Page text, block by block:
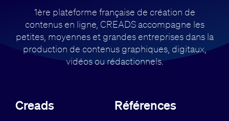
1ère plateforme française de création de
contenus en ligne, CREADS accompagne les
petites, moyennes et grandes entreprises dans la
production de contenus graphiques, digitaux,
vidéos ou rédactionnels.
Creads Références